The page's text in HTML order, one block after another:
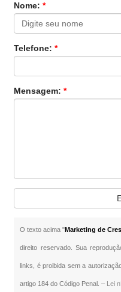
Nome:*
Telefone:*
Mensagem:*
O texto acima "Marketing de
direito reservado. Sua
links, é proibida sem a
artigo 184 do Código Penal. – Lei